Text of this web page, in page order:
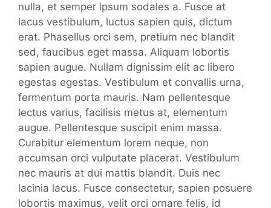
nulla, et semper ipsum sodales a. Fusce at
lacus vestibulum, luctus sapien quis, dictum
erat. Phasellus orci sem, pretium nec blandit
sed, faucibus eget massa. Aliquam lobortis
sapien augue. Nullam dignissim elit ac libero
egestas egestas. Vestibulum et convallis urna,
fermentum porta mauris. Nam pellentesque
lectus varius, facilisis metus at, elementum
augue. Pellentesque suscipit enim massa.
Curabitur elementum lorem neque, non
accumsan orci vulputate placerat. Vestibulum
nec mauris at dui mattis blandit. Duis nec
lacinia lacus. Fusce consectetur, sapien posuere
lobortis maximus, velit orci ornare felis, id